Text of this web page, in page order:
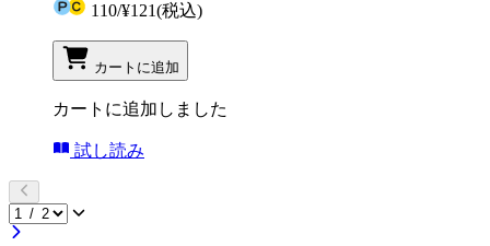
110/¥121(税込)
カートに追加
カートに追加しました
試し読み